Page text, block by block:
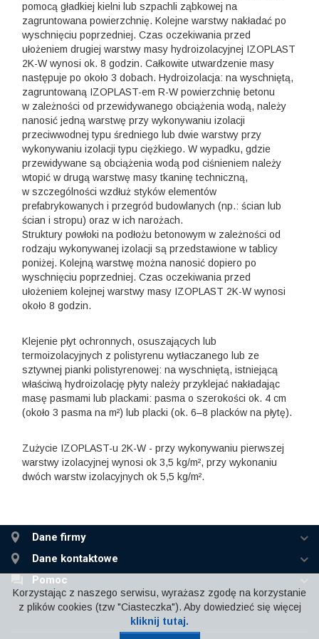
pomocą gładkiej kielni lub szpachli ząbkowej na
zagruntowana powierzchnię. Kolejne warstwy nakładać po
wyschnięciu poprzedniej. Czas oczekiwania przed
ułożeniem drugiej warstwy masy hydroizolacyjnej IZOPLAST
2K-W wynosi ok. 8 godzin. Całkowite utwardzenie masy
następuje po około 3 dobach. Hydroizolacja: na wyschniętą,
zagruntowaną IZOPLAST-em R-W powierzchnię betonu
w zależności od przewidywanego obciążenia wodą, należy
nanosić jedną warstwę przy wykonywaniu izolacji
przeciwwodnej typu średniego lub dwie warstwy przy
wykonywaniu izolacji typu ciężkiego. W wypadku, gdzie
przewidywane są obciążenia wodą pod ciśnieniem należy
wtopić w drugą warstwę masy tkaninę techniczną,
w szczególności wzdłuż styków elementów
prefabrykowanych i przegród budowlanych (np.: ścian lub
ścian i stropu) oraz w ich narożach.
Struktury powłoki na podłożu betonowym w zależności od
rodzaju wykonywanej izolacji są przedstawione w tablicy
poniżej. Kolejną warstwę można nanosić dopiero po
wyschnięciu poprzedniej. Czas oczekiwania przed
ułożeniem kolejnej warstwy masy IZOPLAST 2K-W wynosi
około 8 godzin.
Klejenie płyt ochronnych, osuszających lub
termoizolacyjnych z polistyrenu wytłaczanego lub ze
sztywnej pianki polistyrenowej: na wyschniętą, istniejącą
właściwą hydroizolację płyty należy przyklejać nakładając
masę pasmami lub plackami: pasma o szerokości ok. 4 cm
(około 3 pasma na m²) lub placki (ok. 6–8 placków na płytę).
Zużycie IZOPLAST-u 2K-W - przy wykonywaniu pierwszej
warstwy izolacyjnej wynosi ok 3,5 kg/m², przy wykonaniu
dwóch warstw izolacyjnych ok 5,5 kg/m².
Dane firmy
Dane kontaktowe
Pomoc
Korzystając z naszego serwisu, wyrażasz zgodę na korzystanie
z plików cookies (tzw "Ciasteczka"). Aby dowiedzieć się więcej
kliknij tutaj.